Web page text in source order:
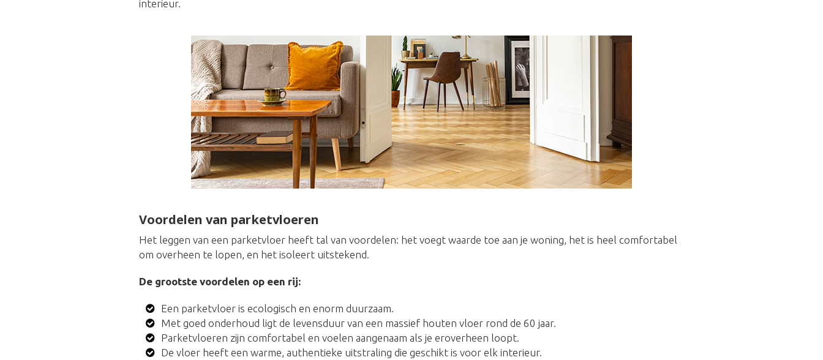
interieur.
Voordelen van parketvloeren
Het leggen van een parketvloer heeft tal van voordelen: het voegt waarde toe aan je woning, het is heel comfortabel
om overheen te lopen, en het isoleert uitstekend.
De grootste voordelen op een rij:
Een parketvloer is ecologisch en enorm duurzaam.
Met goed onderhoud ligt de levensduur van een massief houten vloer rond de 60 jaar.
Parketvloeren zijn comfortabel en voelen aangenaam als je eroverheen loopt.
De vloer heeft een warme, authentieke uitstraling die geschikt is voor elk interieur.